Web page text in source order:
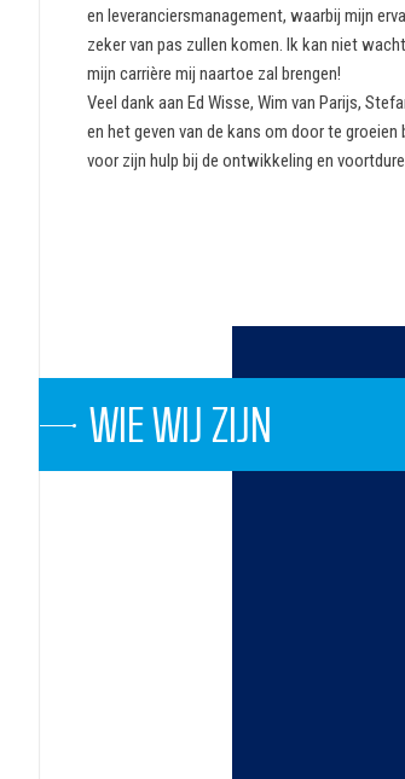
en leveranciersmanagement, waarbij mijn
zeker van pas zullen komen. Ik kan niet
mijn carrière mij naartoe zal brengen!
Veel dank aan Ed Wisse, Wim van Parijs,
en het geven van de kans om door te groeien
voor zijn hulp bij de ontwikkeling en
WIE WIJ ZIJN